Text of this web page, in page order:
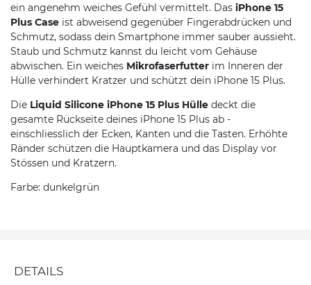
ein angenehm weiches Gefühl vermittelt. Das iPhone 15
Plus Case ist abweisend gegenüber Fingerabdrücken und
Schmutz, sodass dein Smartphone immer sauber aussieht.
Staub und Schmutz kannst du leicht vom Gehäuse
abwischen. Ein weiches Mikrofaserfutter im Inneren der
Hülle verhindert Kratzer und schützt dein iPhone 15 Plus.
Die Liquid Silicone iPhone 15 Plus Hülle deckt die
gesamte Rückseite deines iPhone 15 Plus ab -
einschliesslich der Ecken, Kanten und die Tasten. Erhöhte
Ränder schützen die Hauptkamera und das Display vor
Stössen und Kratzern.
Farbe: dunkelgrün
DETAILS